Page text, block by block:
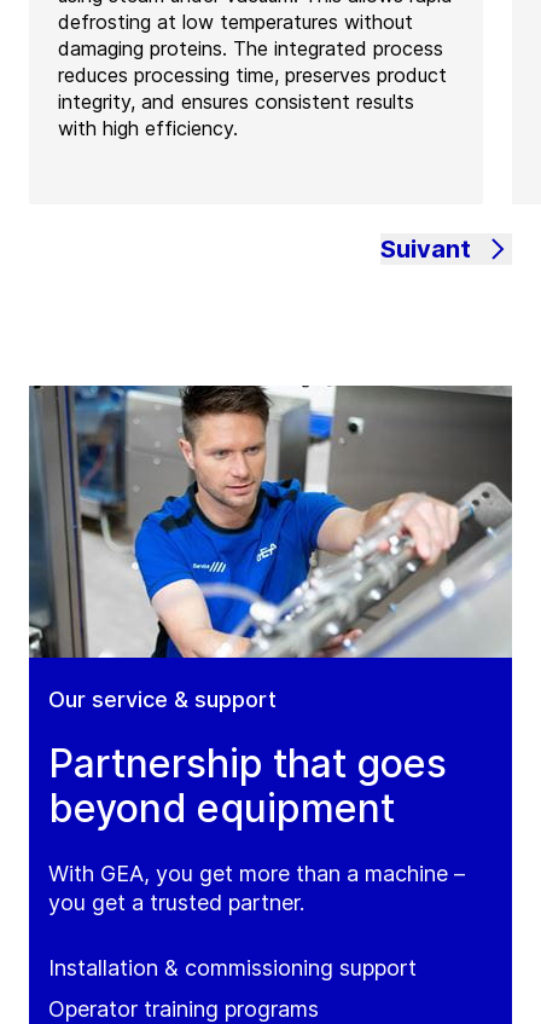
defrosting at low temperatures without
damaging proteins. The integrated process
reduces processing time, preserves product
integrity, and ensures consistent results
with high efficiency.
Suivant
Our service & support
Partnership that goes
beyond equipment
With GEA, you get more than a machine –
you get a trusted partner.
Installation & commissioning support
Operator training programs